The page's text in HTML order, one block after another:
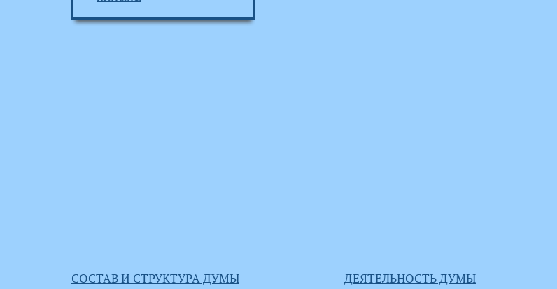
СОСТАВ И СТРУКТУРА ДУМЫ ДЕЯТЕЛЬНОСТЬ ДУМЫ